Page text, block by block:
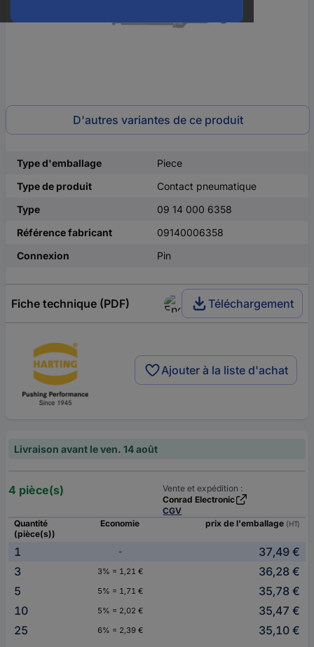
D'autres variantes de ce produit
Type d'emballage
Piece
Type de produit
Contact pneumatique
Type
09 14 000 6358
Référence fabricant
09140006358
Connexion
Pin
Fiche technique (PDF) Téléchargement
Ajouter à la liste d'achat
Livraison avant le ven. 14 août
4 pièce(s)
Vente et expédition :
Conrad Electronic
CGV
Quantité
(pièce(s))
Economie prix de l'emballage (HT)
1 -
37,49 €
3
3% = 1,21 €
36,28 €
5
5% = 1,71 €
35,78 €
10
5% = 2,02 €
35,47 €
25
6% = 2,39 € 35,10 €